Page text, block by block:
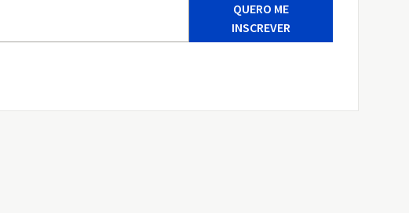
QUERO ME
INSCREVER